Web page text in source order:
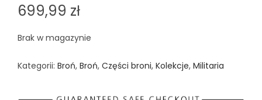
699,99 zł
Brak w magazynie
Kategorii: Broń, Broń, Części broni, Kolekcje, Militaria